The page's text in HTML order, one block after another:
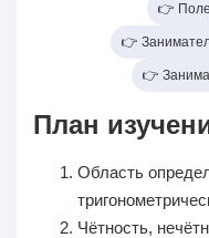
👉
👉
👉
План
Область
Чётность,